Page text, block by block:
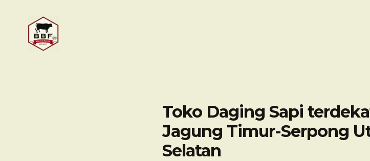
Toko Daging Sapi
Jagung Timur-Serpong
Selatan